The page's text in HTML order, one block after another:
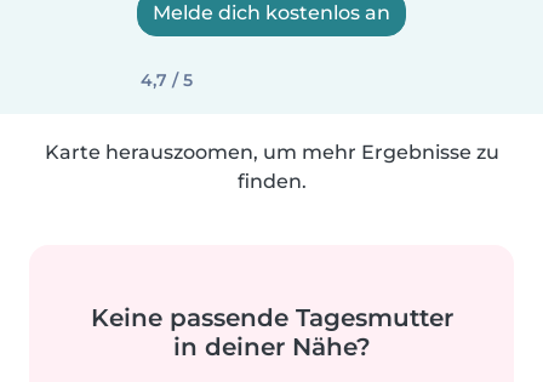
Melde dich kostenlos an
4,7 / 5
Karte herauszoomen, um mehr Ergebnisse zu
finden.
Keine passende Tagesmutter
in deiner Nähe?